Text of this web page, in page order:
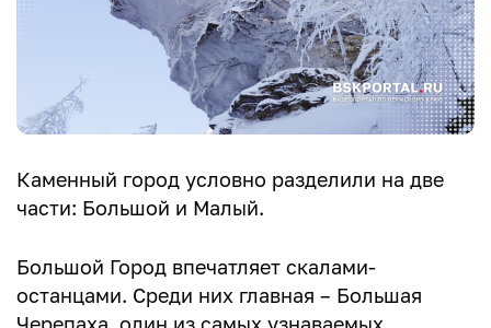
Каменный город условно разделили на две
части: Большой и Малый.
Большой Город впечатляет скалами-
останцами. Среди них главная – Большая